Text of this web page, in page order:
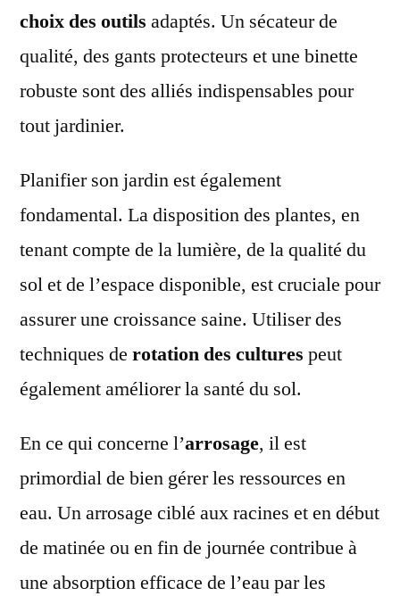
choix des outils adaptés. Un sécateur de
qualité, des gants protecteurs et une binette
robuste sont des alliés indispensables pour
tout jardinier.
Planifier son jardin est également
fondamental. La disposition des plantes, en
tenant compte de la lumière, de la qualité du
sol et de l’espace disponible, est cruciale pour
assurer une croissance saine. Utiliser des
techniques de rotation des cultures peut
également améliorer la santé du sol.
En ce qui concerne l’arrosage, il est
primordial de bien gérer les ressources en
eau. Un arrosage ciblé aux racines et en début
de matinée ou en fin de journée contribue à
une absorption efficace de l’eau par les